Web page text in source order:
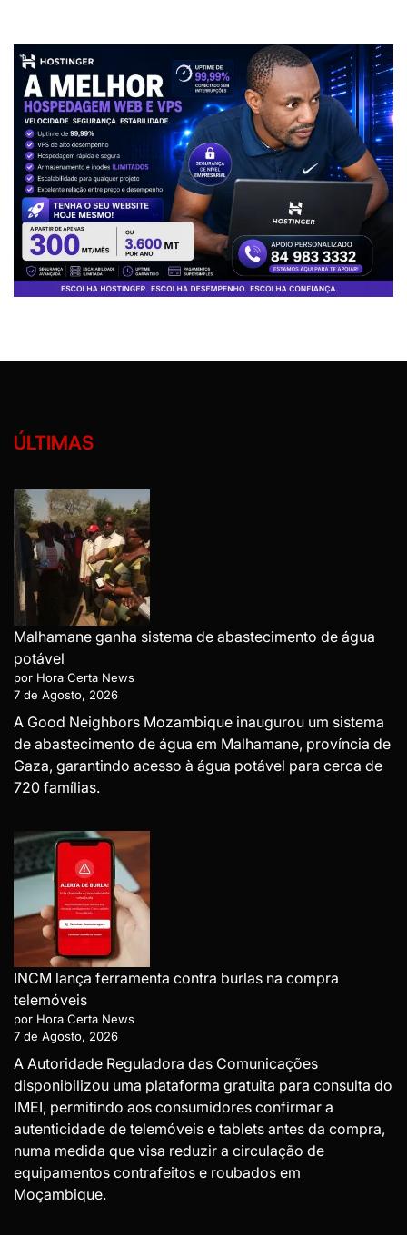
ÚLTIMAS
Malhamane ganha sistema de abastecimento de água
potável
por Hora Certa News
7 de Agosto, 2026
A Good Neighbors Mozambique inaugurou um sistema
de abastecimento de água em Malhamane, província de
Gaza, garantindo acesso à água potável para cerca de
720 famílias.
INCM lança ferramenta contra burlas na compra
telemóveis
por Hora Certa News
7 de Agosto, 2026
A Autoridade Reguladora das Comunicações
disponibilizou uma plataforma gratuita para consulta do
IMEI, permitindo aos consumidores confirmar a
autenticidade de telemóveis e tablets antes da compra,
numa medida que visa reduzir a circulação de
equipamentos contrafeitos e roubados em
Moçambique.